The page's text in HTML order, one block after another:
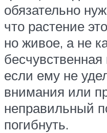
обязательно
что растение
но живое, а не
если ему не
внимания или
неправильный
погибнуть.